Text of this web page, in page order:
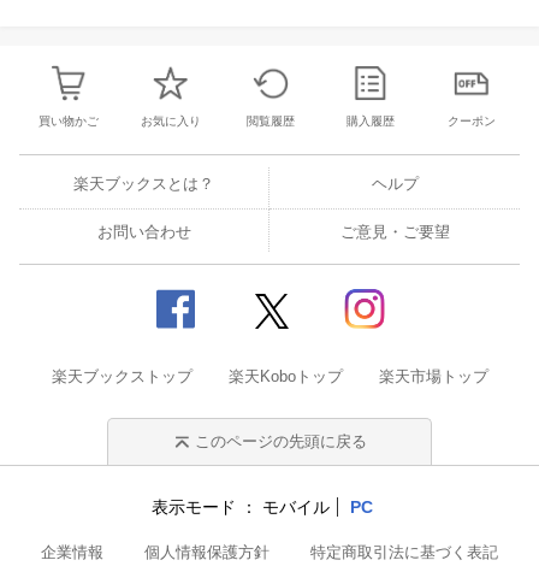
買い物かご お気に入り 閲覧履歴 購入履歴 クーポン
楽天ブックスとは？ ヘルプ
お問い合わせ ご意見・ご要望
楽天ブックストップ 楽天Koboトップ 楽天市場トップ
このページの先頭に戻る
表示モード モバイル PC
企業情報 個人情報保護方針 特定商取引法に基づく表記